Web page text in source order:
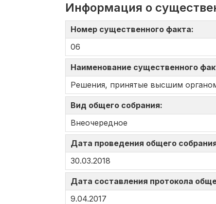
Информация о
Номер существенного факта:
06
Наименование существенного
Решения, принятые высшим
Вид общего собрания:
Внеочередное
Дата проведения общего
30.03.2018
Дата составления протокола
9.04.2017